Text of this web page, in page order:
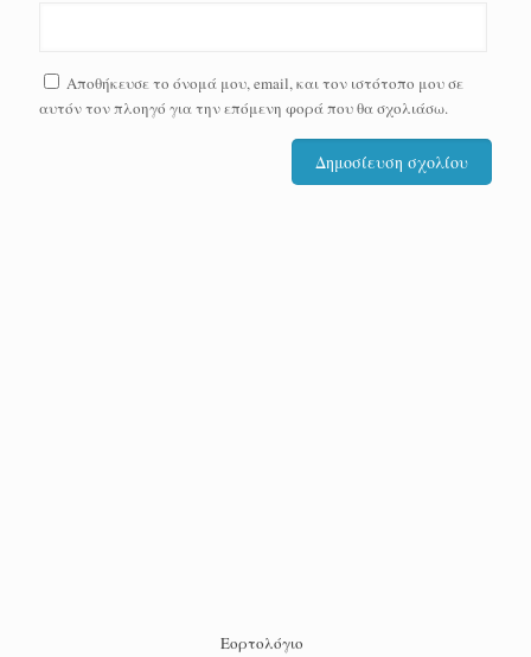
Αποθήκευσε το όνομά μου, email, και τον ιστότοπο μου σε
αυτόν τον πλοηγό για την επόμενη φορά που θα σχολιάσω.
Εορτολόγιο